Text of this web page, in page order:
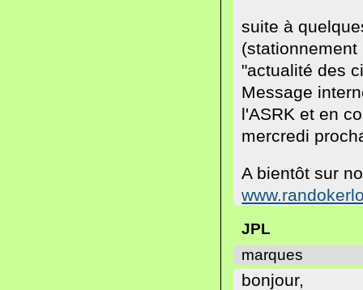
suite à
"actualité des
Message
l'ASRK et en
mercredi
A bientôt sur
JPL
marques
bonjour,